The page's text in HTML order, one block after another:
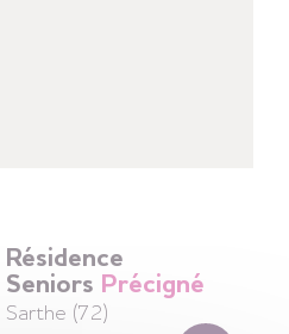
Résidence
Seniors Précigné
Sarthe (72)